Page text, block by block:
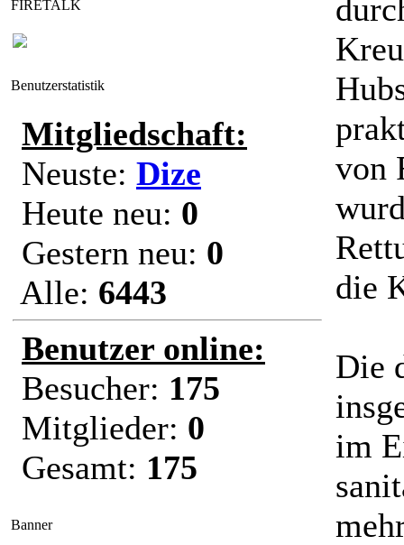
FIRETALK
Benutzerstatistik
Mitgliedschaft:
Neuste: Dize
Heute neu: 0
Gestern neu: 0
Alle: 6443
Benutzer online:
Besucher: 175
Mitglieder: 0
Gesamt: 175
Banner
von
die
Die
im